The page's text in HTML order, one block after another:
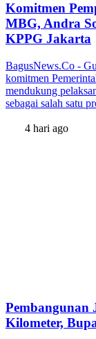
Komitmen
MBG, Andra
KPPG Jakarta
BagusNews.Co -
komitmen
mendukung
sebagai salah satu
4 hari ago
Pembangunan
Kilometer,